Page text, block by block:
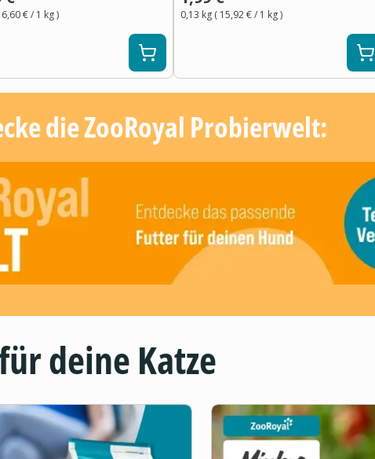
6,60 €/ 1 kg) 0,13 kg ( 15,92 €/ 1 kg)
die ZooRoyal Probierwelt:
deine Katze